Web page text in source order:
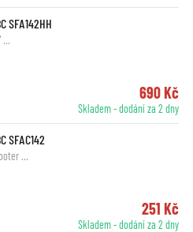
SFA142HH
…
690 Kč
Skladem - dodání za 2 dny
SFAC142
…
251 Kč
Skladem - dodání za 2 dny